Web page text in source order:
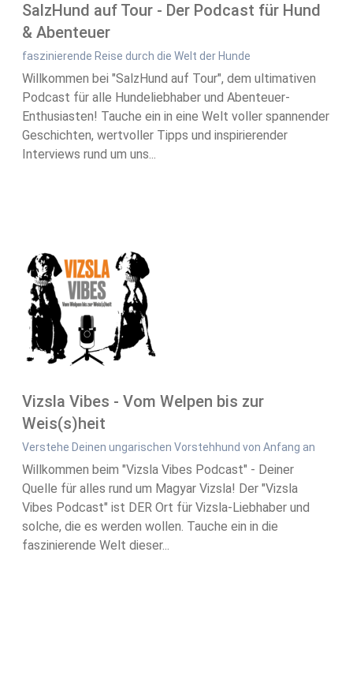
SalzHund auf Tour - Der Podcast für Hund
& Abenteuer
faszinierende Reise durch die Welt der Hunde
Willkommen bei "SalzHund auf Tour", dem ultimativen
Podcast für alle Hundeliebhaber und Abenteuer-
Enthusiasten! Tauche ein in eine Welt voller spannender
Geschichten, wertvoller Tipps und inspirierender
Interviews rund um uns...
Vizsla Vibes - Vom Welpen bis zur
Weis(s)heit
Verstehe Deinen ungarischen Vorstehhund von Anfang an
Willkommen beim "Vizsla Vibes Podcast" - Deiner
Quelle für alles rund um Magyar Vizsla! Der "Vizsla
Vibes Podcast" ist DER Ort für Vizsla-Liebhaber und
solche, die es werden wollen. Tauche ein in die
faszinierende Welt dieser...